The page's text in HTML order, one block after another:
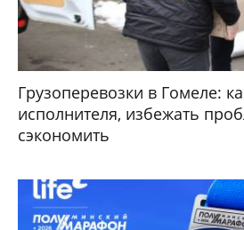
Грузоперевозки в Гомеле:
исполнителя, избежать
сэкономить